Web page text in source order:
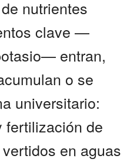
nutrientes
clave —
entran,
o se
universitario:
fertilización de
en aguas